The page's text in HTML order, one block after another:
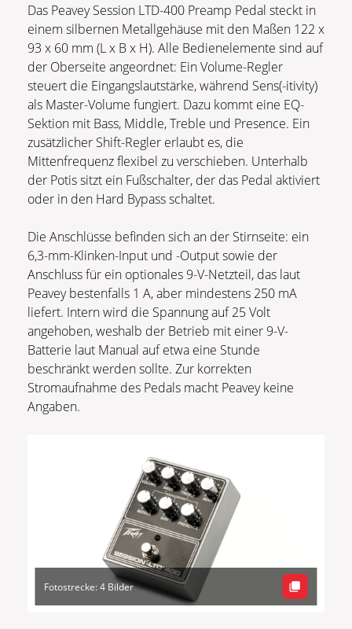
Das Peavey Session LTD-400 Preamp Pedal steckt in
einem silbernen Metallgehäuse mit den Maßen 122 x
93 x 60 mm (L x B x H). Alle Bedienelemente sind auf
der Oberseite angeordnet: Ein Volume-Regler
steuert die Eingangslautstärke, während Sens(-itivity)
als Master-Volume fungiert. Dazu kommt eine EQ-
Sektion mit Bass, Middle, Treble und Presence. Ein
zusätzlicher Shift-Regler erlaubt es, die
Mittenfrequenz flexibel zu verschieben. Unterhalb
der Potis sitzt ein Fußschalter, der das Pedal aktiviert
oder in den Hard Bypass schaltet.
Die Anschlüsse befinden sich an der Stirnseite: ein
6,3-mm-Klinken-Input und -Output sowie der
Anschluss für ein optionales 9-V-Netzteil, das laut
Peavey bestenfalls 1 A, aber mindestens 250 mA
liefert. Intern wird die Spannung auf 25 Volt
angehoben, weshalb der Betrieb mit einer 9-V-
Batterie laut Manual auf etwa eine Stunde
beschränkt werden sollte. Zur korrekten
Stromaufnahme des Pedals macht Peavey keine
Angaben.
Fotostrecke: 4 Bilder